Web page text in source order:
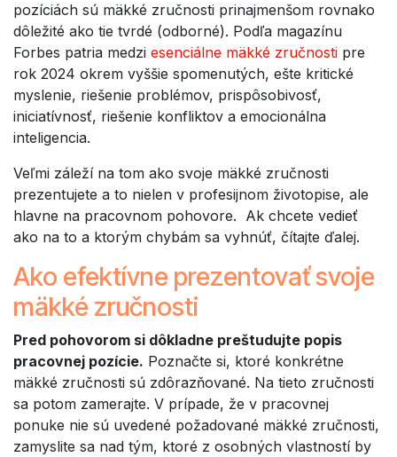
pozíciách sú mäkké zručnosti prinajmenšom rovnako
dôležité ako tie tvrdé (odborné). Podľa magazínu
Forbes patria medzi esenciálne mäkké zručnosti pre
rok 2024 okrem vyššie spomenutých, ešte kritické
myslenie, riešenie problémov, prispôsobivosť,
iniciatívnosť, riešenie konfliktov a emocionálna
inteligencia.
Veľmi záleží na tom ako svoje mäkké zručnosti
prezentujete a to nielen v profesijnom životopise, ale
hlavne na pracovnom pohovore. Ak chcete vedieť
ako na to a ktorým chybám sa vyhnúť, čítajte ďalej.
Ako efektívne prezentovať svoje
mäkké zručnosti
Pred pohovorom si dôkladne preštudujte popis
pracovnej pozície. Poznačte si, ktoré konkrétne
mäkké zručnosti sú zdôrazňované. Na tieto zručnosti
sa potom zamerajte. V prípade, že v pracovnej
ponuke nie sú uvedené požadované mäkké zručnosti,
zamyslite sa nad tým, ktoré z osobných vlastností by